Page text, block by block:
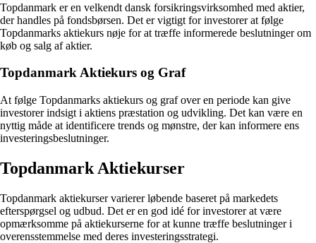
Topdanmark er en velkendt dansk forsikringsvirksomhed med aktier,
der handles på fondsbørsen. Det er vigtigt for investorer at følge
Topdanmarks aktiekurs nøje for at træffe informerede beslutninger om
køb og salg af aktier.
Topdanmark Aktiekurs og Graf
At følge Topdanmarks aktiekurs og graf over en periode kan give
investorer indsigt i aktiens præstation og udvikling. Det kan være en
nyttig måde at identificere trends og mønstre, der kan informere ens
investeringsbeslutninger.
Topdanmark Aktiekurser
Topdanmark aktiekurser varierer løbende baseret på markedets
efterspørgsel og udbud. Det er en god idé for investorer at være
opmærksomme på aktiekurserne for at kunne træffe beslutninger i
overensstemmelse med deres investeringsstrategi.